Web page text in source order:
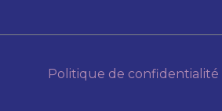
Politique de confidentialité